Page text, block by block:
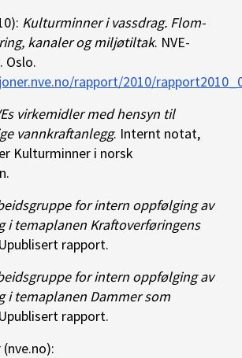
Kulturminner i vassdrag. Flom-
kanaler og miljøtiltak. NVE-
Oslo.
rapport/2010/
virkemidler med hensyn til
vannkraftanlegg. Internt notat,
Kulturminner i norsk
for intern oppfølging av
i temaplanen Kraftoverføringens
rapport.
for intern oppfølging av
i temaplanen Dammer som
rapport.